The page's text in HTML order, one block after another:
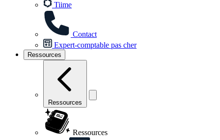
Tiime
Contact
Expert-comptable pas cher
Ressources
Ressources
Ressources